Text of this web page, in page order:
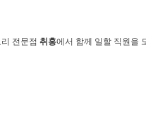
전문점 취홍에서 함께 일할 직원을